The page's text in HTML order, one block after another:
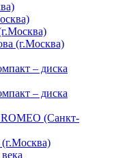
(г.Москва)
– диска
– диска
(Санкт-